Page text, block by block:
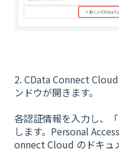
2. CData Connect
ンドウが開きます。
各認証情報を入力し、
します。Personal
onnect Cloud のドキュ